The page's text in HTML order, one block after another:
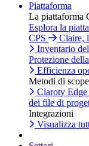
Piattaforma
La piattaforma
Esplora la
CPS
Claire,
Inventario
Protezione
Efficienza
Metodi di
Claroty Edge
dei file di
Integrazioni
Visualizza